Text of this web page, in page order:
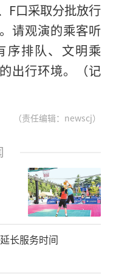
F口采取分批放行
请观演的乘客听
序排队、文明乘
出行环境。（记
（责任编辑：newscj）
长服务时间